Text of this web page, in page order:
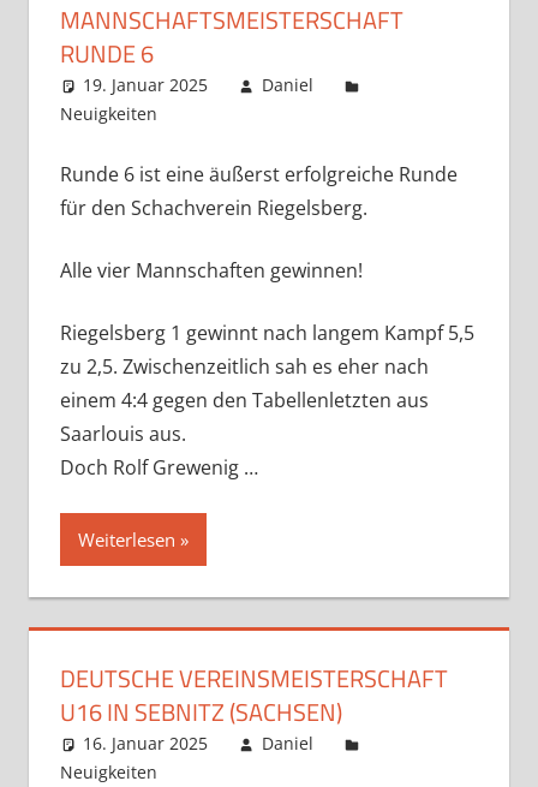
MANNSCHAFTSMEISTERSCHAFT
RUNDE 6
19. Januar 2025
Daniel
Neuigkeiten
Runde 6 ist eine äußerst erfolgreiche Runde
für den Schachverein Riegelsberg.
Alle vier Mannschaften gewinnen!
Riegelsberg 1 gewinnt nach langem Kampf 5,5
zu 2,5. Zwischenzeitlich sah es eher nach
einem 4:4 gegen den Tabellenletzten aus
Saarlouis aus.
Doch Rolf Grewenig …
Weiterlesen
DEUTSCHE VEREINSMEISTERSCHAFT
U16 IN SEBNITZ (SACHSEN)
16. Januar 2025
Daniel
Neuigkeiten